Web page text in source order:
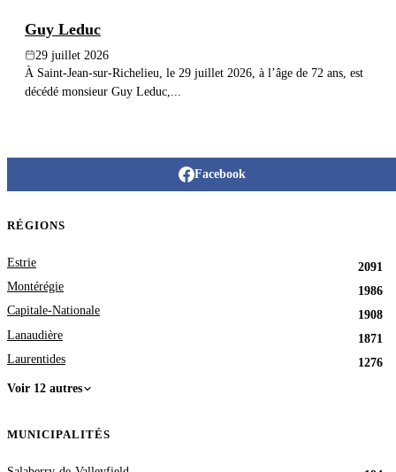
Guy Leduc
29 juillet 2026
À Saint-Jean-sur-Richelieu, le 29 juillet 2026, à l’âge de 72 ans, est
décédé monsieur Guy Leduc,...
Facebook
RÉGIONS
Estrie
2091
Montérégie
1986
Capitale-Nationale
1908
Lanaudière
1871
Laurentides
1276
Voir 12 autres
MUNICIPALITÉS